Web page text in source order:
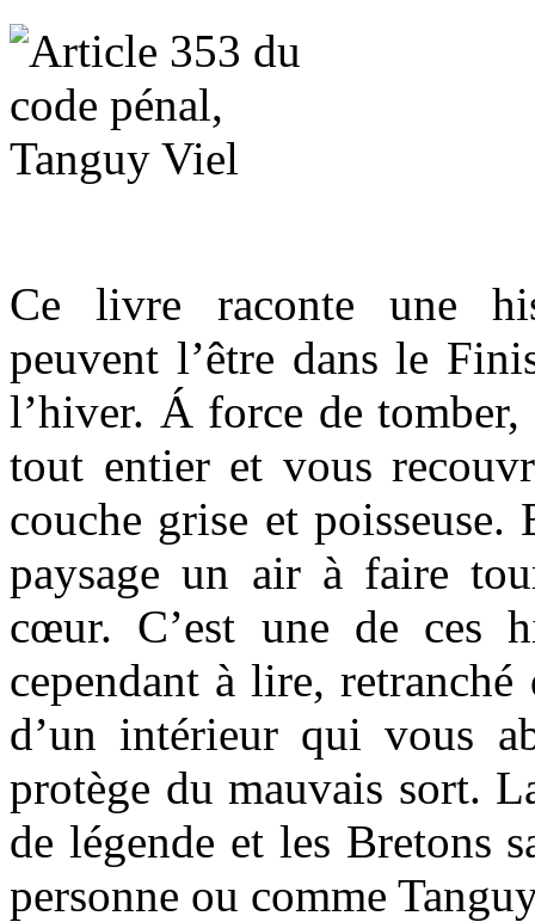
Ce livre raconte une
peuvent l’être dans le
l’hiver. Á force de
tout entier et vous
couche grise et
paysage un air à faire
cœur. C’est une de ces
cependant à lire,
d’un intérieur qui vous
protège du mauvais sort.
de légende et les Bretons
personne ou comme